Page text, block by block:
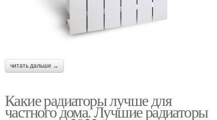
читать дальше →
Какие радиаторы лучше для
частного дома. Лучшие радиаторы